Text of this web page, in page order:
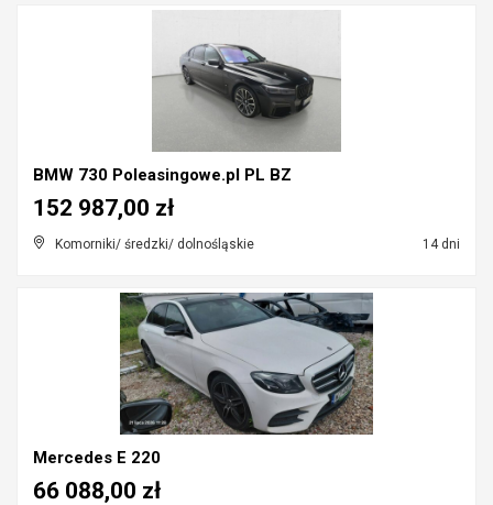
BMW 730 Poleasingowe.pl PL BZ
Komorniki/ średzki/ dolnośląskie 14 dni
152 987,00 zł
Mercedes E 220
66 088,00 zł